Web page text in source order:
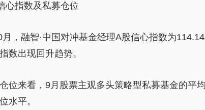
心指数及私募仓位
，融智·中国对冲基金经理A股信心指数为
数出现回升趋势。
位来看，9月 股票主观多头策略型私募基金的平
水平。